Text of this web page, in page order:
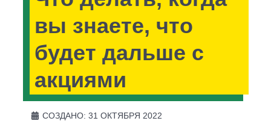
вы знаете, что
будет дальше с
акциями
СОЗДАНО: 31 ОКТЯБРЯ 2022